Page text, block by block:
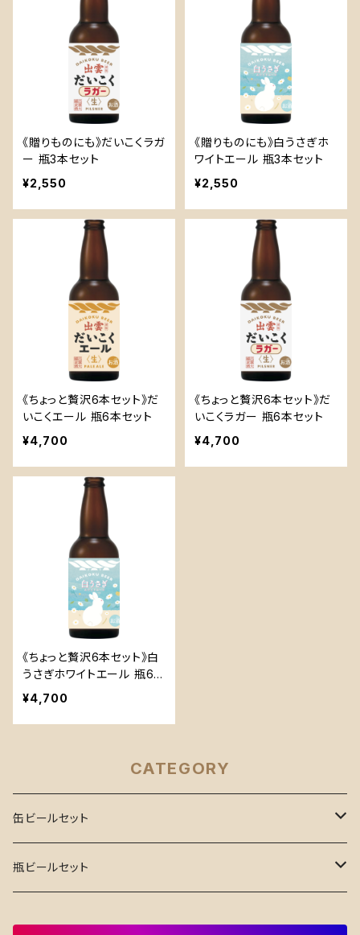
《贈りものにも》だいこくラガ
ー 瓶3本セット
¥2,550
《贈りものにも》白うさぎホ
ワイトエール 瓶3本セット
¥2,550
《ちょっと贅沢6本セット》だ
いこくエール 瓶6本セット
¥4,700
《ちょっと贅沢6本セット》だ
いこくラガー 瓶6本セット
¥4,700
《ちょっと贅沢6本セット》白
うさぎホワイトエール 瓶6
本セット
¥4,700
CATEGORY
缶ビールセット
飲みくらべセット
瓶ビールセット